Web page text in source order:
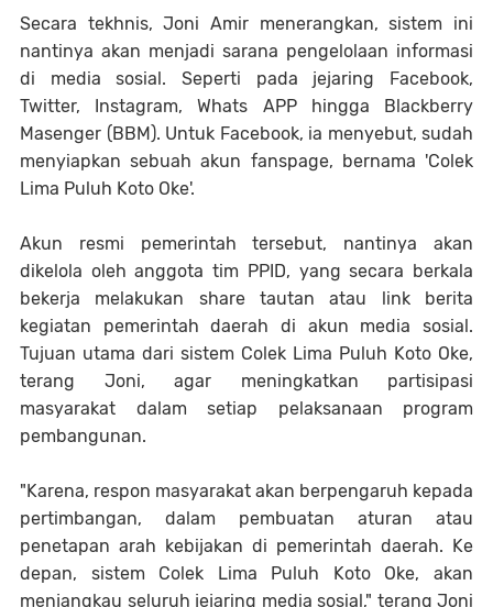
Secara tekhnis, Joni Amir menerangkan, sistem ini
nantinya akan menjadi sarana pengelolaan informasi
di media sosial. Seperti pada jejaring Facebook,
Twitter, Instagram, Whats APP hingga Blackberry
Masenger (BBM). Untuk Facebook, ia menyebut, sudah
menyiapkan sebuah akun fanspage, bernama 'Colek
Lima Puluh Koto Oke'.
Akun resmi pemerintah tersebut, nantinya akan
dikelola oleh anggota tim PPID, yang secara berkala
bekerja melakukan share tautan atau link berita
kegiatan pemerintah daerah di akun media sosial.
Tujuan utama dari sistem Colek Lima Puluh Koto Oke,
terang Joni, agar meningkatkan partisipasi
masyarakat dalam setiap pelaksanaan program
pembangunan.
"Karena, respon masyarakat akan berpengaruh kepada
pertimbangan, dalam pembuatan aturan atau
penetapan arah kebijakan di pemerintah daerah. Ke
depan, sistem Colek Lima Puluh Koto Oke, akan
menjangkau seluruh jejaring media sosial," terang Joni